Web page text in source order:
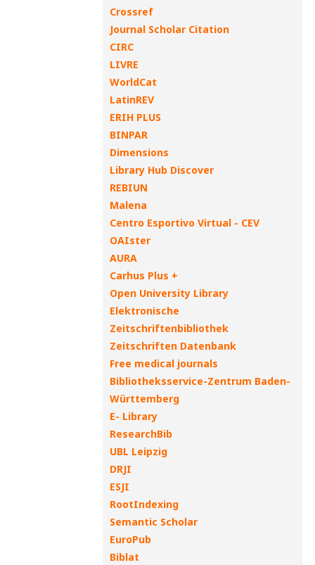
Crossref
Journal Scholar Citation
CIRC
LIVRE
WorldCat
LatinREV
ERIH PLUS
BINPAR
Dimensions
Library Hub Discover
REBIUN
Malena
Centro Esportivo Virtual - CEV
OAIster
AURA
Carhus Plus +
Open University Library
Elektronische
Zeitschriftenbibliothek
Zeitschriften Datenbank
Free medical journals
Bibliotheksservice-Zentrum Baden-
Württemberg
E- Library
ResearchBib
UBL Leipzig
DRJI
ESJI
RootIndexing
Semantic Scholar
EuroPub
Biblat